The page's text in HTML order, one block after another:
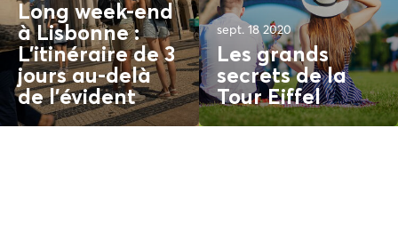
Long week-end
à Lisbonne :
L'itinéraire de 3
jours au-delà
de l'évident
sept. 18 2020
Les grands
secrets de la
Tour Eiffel